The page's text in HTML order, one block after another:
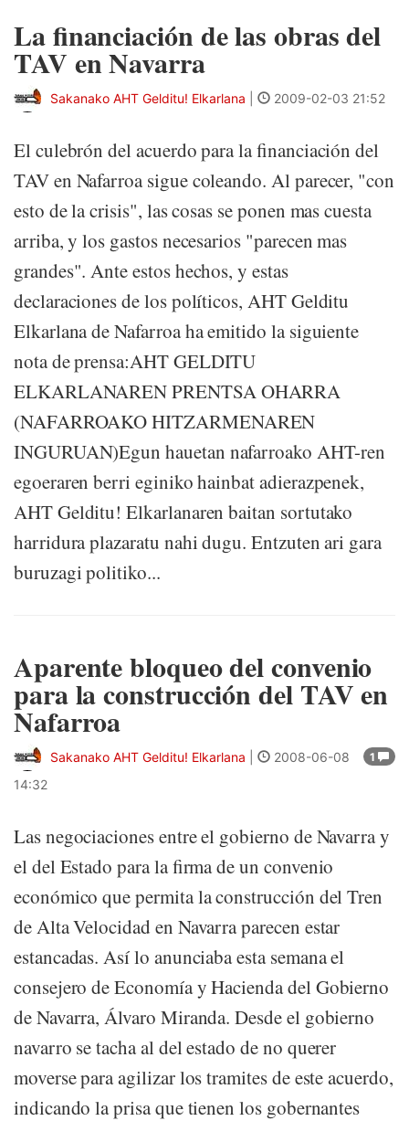
La financiación de las obras del
TAV en Navarra
Sakanako AHT Gelditu! Elkarlana 2009-02-03 21:52
El culebrón del acuerdo para la financiación del
TAV en Nafarroa sigue coleando. Al parecer, "con
esto de la crisis", las cosas se ponen mas cuesta
arriba, y los gastos necesarios "parecen mas
grandes". Ante estos hechos, y estas
declaraciones de los políticos, AHT Gelditu
Elkarlana de Nafarroa ha emitido la siguiente
nota de prensa:AHT GELDITU
ELKARLANAREN PRENTSA OHARRA
(NAFARROAKO HITZARMENAREN
INGURUAN)Egun hauetan nafarroako AHT-ren
egoeraren berri eginiko hainbat adierazpenek,
AHT Gelditu! Elkarlanaren baitan sortutako
harridura plazaratu nahi dugu. Entzuten ari gara
buruzagi politiko...
Aparente bloqueo del convenio
para la construcción del TAV en
Nafarroa
1
Sakanako AHT Gelditu! Elkarlana
2008-06-08
14:32
Las negociaciones entre el gobierno de Navarra y
el del Estado para la firma de un convenio
económico que permita la construcción del Tren
de Alta Velocidad en Navarra parecen estar
estancadas. Así lo anunciaba esta semana el
consejero de Economía y Hacienda del Gobierno
de Navarra, Álvaro Miranda. Desde el gobierno
navarro se tacha al del estado de no querer
moverse para agilizar los tramites de este acuerdo,
indicando la prisa que tienen los gobernantes